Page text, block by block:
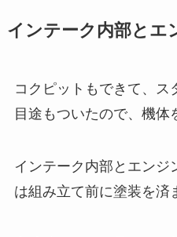
インテーク内部とエ
コクピットもできて、ス
目途もついたので、機体
インテーク内部とエンジ
は組み立て前に塗装を済